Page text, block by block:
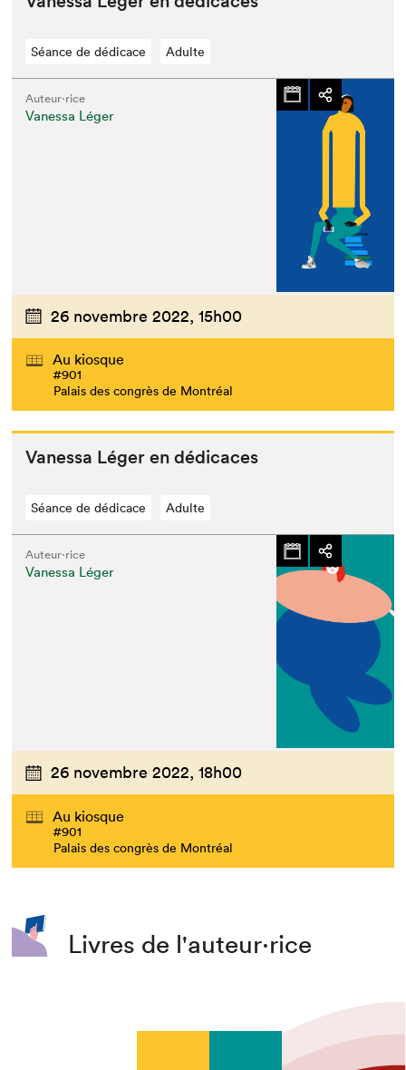
Séance de dédicace Adulte
Auteur·rice
Vanessa Léger
26 novembre 2022, 15h00
Au kiosque
#901
Palais des congrès de Montréal
Vanes­sa Léger en dédicaces
Séance de dédicace Adulte
Auteur·rice
Vanessa Léger
26 novembre 2022, 18h00
Au kiosque
#901
Palais des congrès de Montréal
Livres de l'auteur·rice